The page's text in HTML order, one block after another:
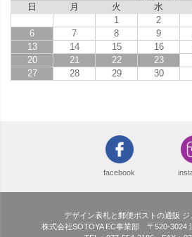
日
月 火 水
1
2
6
7 8 9
13
14 15 16
20
21 22 23
27
28 29 30
facebook
デザイン表札と郵便ポストの通販 ジ
株式会社SOTOYA EC事業部 〒520-3024